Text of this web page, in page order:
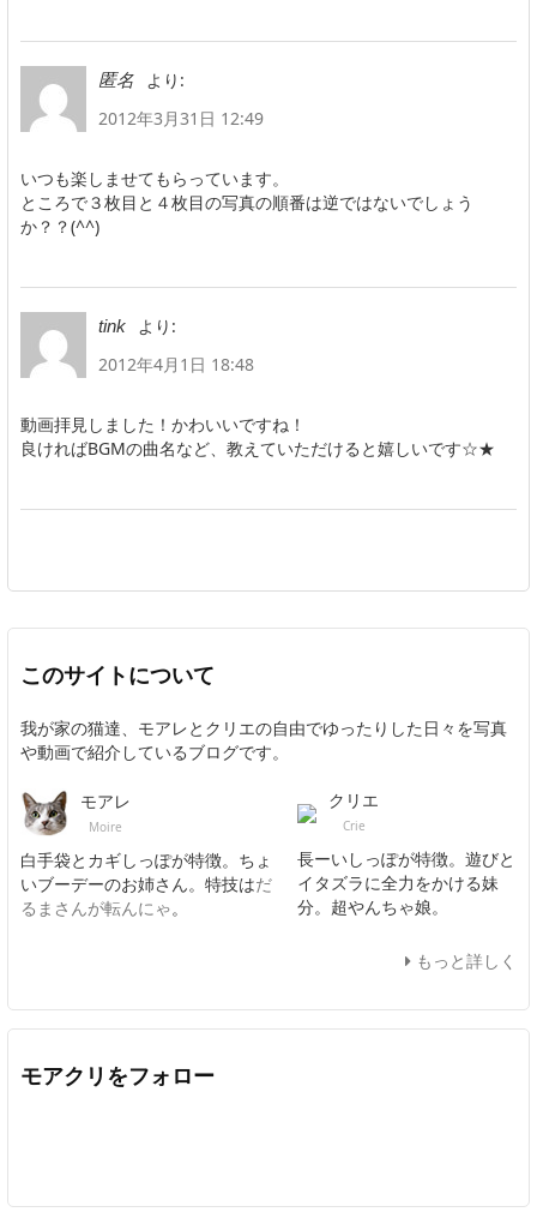
匿名
より:
2012年3月31日 12:49
いつも楽しませてもらっています。
ところで３枚目と４枚目の写真の順番は逆ではないでしょう
か？？(^^)
tink
より:
2012年4月1日 18:48
動画拝見しました！かわいいですね！
良ければBGMの曲名など、教えていただけると嬉しいです☆★
このサイトについて
我が家の猫達、モアレとクリエの自由でゆったりした日々を写真
や動画で紹介しているブログです。
モアレ
Moire
白手袋とカギしっぽが特徴。ちょ
いブーデーのお姉さん。特技はだ
るまさんが転んにゃ。
クリエ
Crie
長ーいしっぽが特徴。遊びと
イタズラに全力をかける妹
分。超やんちゃ娘。
もっと詳しく
モアクリをフォロー